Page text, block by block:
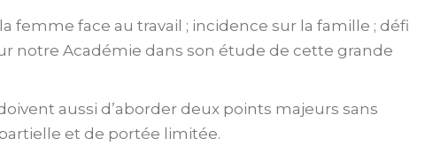
femme face au travail ; incidence sur la famille ; défi
notre Académie dans son étude de cette grande
aussi d’aborder deux points majeurs sans
et de portée limitée.